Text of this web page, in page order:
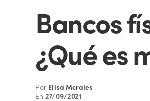
Bancos
¿Qué es
Por Elisa Morales
En27/09/2021